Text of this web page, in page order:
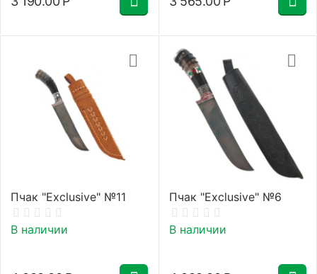
Пчак "Exclusive" №11
В наличии
Пчак "Exclusive" №6
В наличии